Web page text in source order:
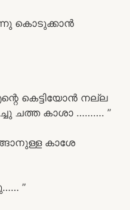
കൊടുക്കാൻ
കെട്ടിയോൻ നല്ല
ചത്ത കാശാ ………. ”
കാശേ
”